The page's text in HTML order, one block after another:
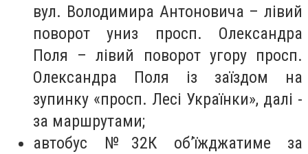
вул. Володимира Антоновича – лівий
поворот униз просп. Олександра
Поля – лівий поворот угору просп.
Олександра Поля із заїздом на
зупинку «просп. Лесі Українки», далі -
за маршрутами;
автобус №32К об’їжджатиме за